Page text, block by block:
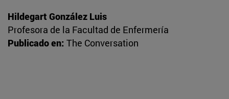
Hildegart González Luis
Profesora de la Facultad de Enfermería
Publicado en: The Conversation